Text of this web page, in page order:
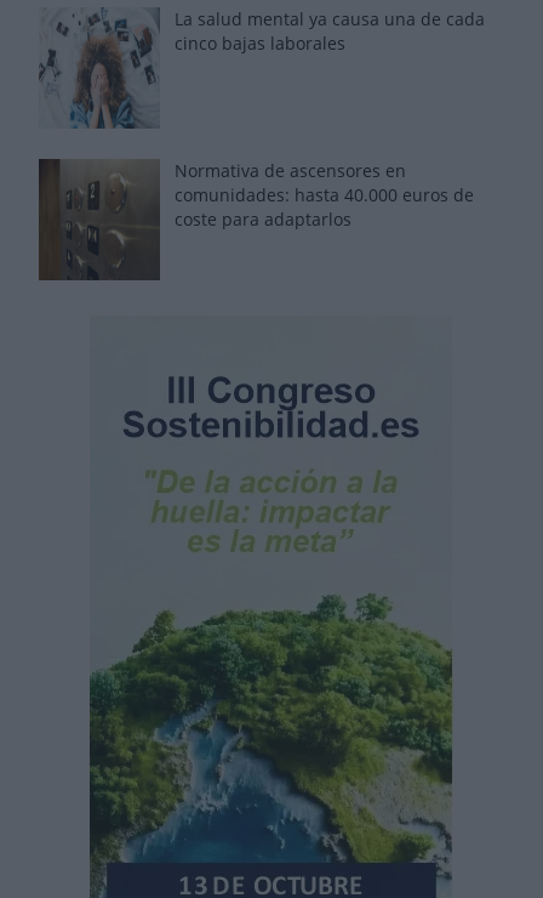
La salud mental ya causa una de cada
cinco bajas laborales
Normativa de ascensores en
comunidades: hasta 40.000 euros de
coste para adaptarlos